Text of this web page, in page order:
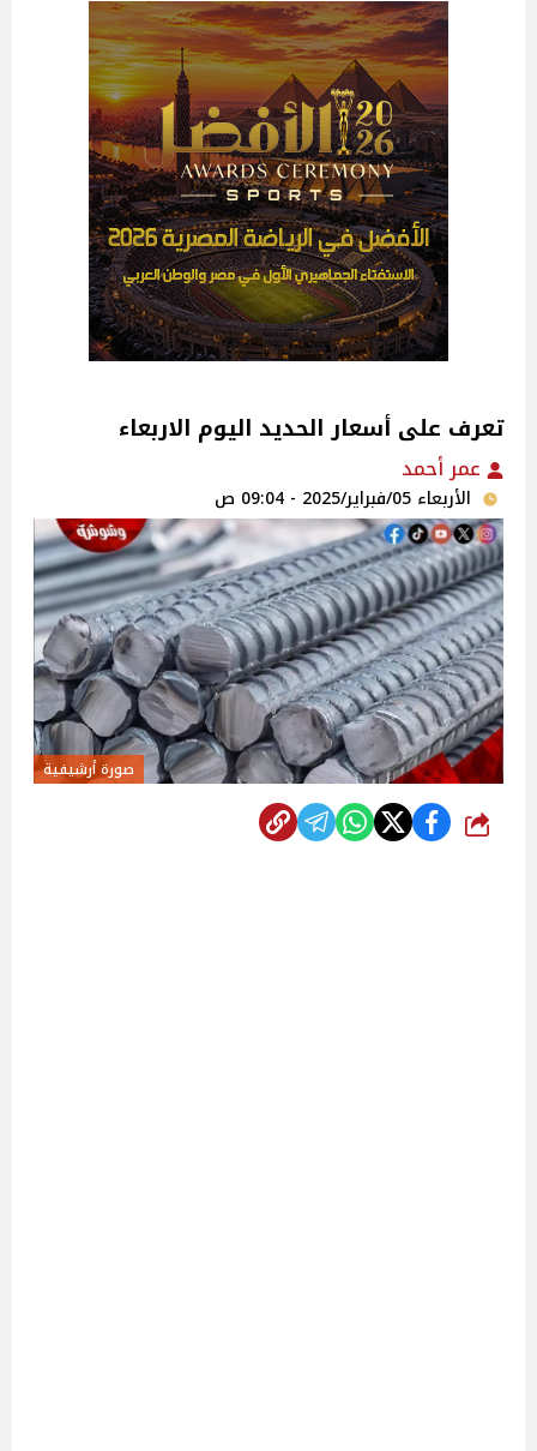
تعرف على أسعار الحديد اليوم الاربعاء
عمر أحمد
الأربعاء 05/فبراير/2025 - 09:04 ص
صورة أرشيفية
شارك